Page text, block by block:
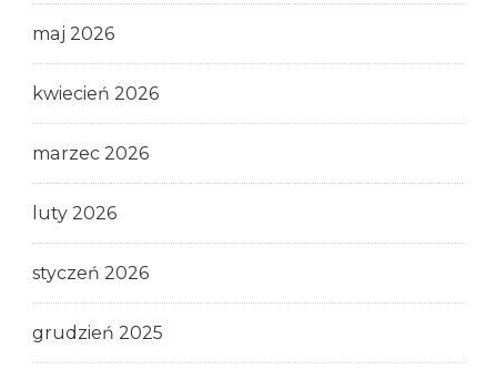
maj 2026
kwiecień 2026
marzec 2026
luty 2026
styczeń 2026
grudzień 2025